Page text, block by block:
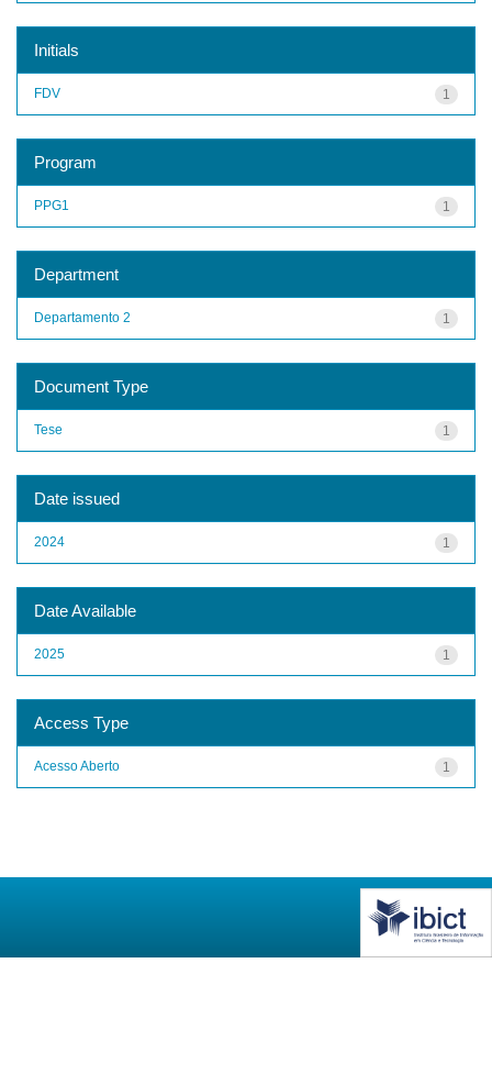
Initials
1
FDV
Program
1
PPG1
Department
1
Departamento 2
Document Type
1
Tese
Date issued
1
2024
Date Available
1
2025
Access Type
1
Acesso Aberto